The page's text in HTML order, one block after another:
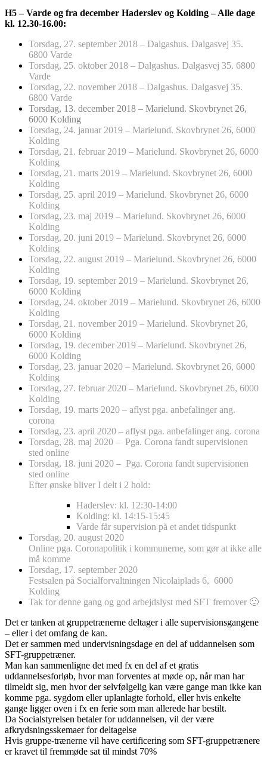
H5 – Varde og fra december Haderslev og Kolding – Alle dage
kl. 12.30-16.00:
Torsdag, 27. september 2018 – Dalgashus. Dalgasvej 35.
6800 Varde
Torsdag, 25. oktober 2018 – Dalgashus. Dalgasvej 35. 6800
Varde
Torsdag, 22. november 2018 – Dalgashus. Dalgasvej 35.
6800 Varde
Torsdag, 13. december 2018 – Marielund. Skovbrynet 26,
6000 Kolding
Torsdag, 24. januar 2019 – Marielund. Skovbrynet 26, 6000
Kolding
Torsdag, 21. februar 2019 – Marielund. Skovbrynet 26, 6000
Kolding
Torsdag, 21. marts 2019 – Marielund. Skovbrynet 26, 6000
Kolding
Torsdag, 25. april 2019 – Marielund. Skovbrynet 26, 6000
Kolding
Torsdag, 23. maj 2019 – Marielund. Skovbrynet 26, 6000
Kolding
Torsdag, 20. juni 2019 – Marielund. Skovbrynet 26, 6000
Kolding
Torsdag, 22. august 2019 – Marielund. Skovbrynet 26, 6000
Kolding
Torsdag, 19. september 2019 – Marielund. Skovbrynet 26,
6000 Kolding
Torsdag, 24. oktober 2019 – Marielund. Skovbrynet 26, 6000
Kolding
Torsdag, 21. november 2019 – Marielund. Skovbrynet 26,
6000 Kolding
Torsdag, 19. december 2019 – Marielund. Skovbrynet 26,
6000 Kolding
Torsdag, 23. januar 2020 – Marielund. Skovbrynet 26, 6000
Kolding
Torsdag, 27. februar 2020 – Marielund. Skovbrynet 26, 6000
Kolding
Torsdag, 19. marts 2020 – aflyst pga. anbefalinger ang.
corona
Torsdag, 23. april 2020 – aflyst pga. anbefalinger ang. corona
Torsdag, 28. maj 2020 – Pga. Corona fandt supervisionen
sted online
Torsdag, 18. juni 2020 – Pga. Corona fandt supervisionen
sted online
Efter ønske bliver I delt i 2 hold:
Haderslev: kl. 12:30-14:00
Kolding: kl. 14:15-15:45
Varde får supervision på et andet tidspunkt
Torsdag, 20. august 2020
Online pga. Coronapolitik i kommunerne, som gør at ikke alle
må komme
Torsdag, 17. september 2020
Festsalen på Socialforvaltningen Nicolaiplads 6, 6000
Kolding
Tak for denne gang og god arbejdslyst med SFT fremover 🙂
Det er tanken at gruppetrænerne deltager i alle supervisionsgangene
– eller i det omfang de kan.
Det er sammen med undervisningsdage en del af uddannelsen som
SFT-gruppetræner.
Man kan sammenligne det med fx en del af et gratis
uddannelsesforløb, hvor man forventes at møde op, når man har
tilmeldt sig, men hvor der selvfølgelig kan være gange man ikke kan
komme pga. sygdom eller uplanlagte forhold, eller hvis enkelte
gange ligger oven i fx en ferie som man allerede har bestilt.
Da Socialstyrelsen betaler for uddannelsen, vil der være
afkrydsningsskemaer for deltagelse
Hvis gruppe-trænerne vil have certificering som SFT-gruppetrænere
er kravet til fremmøde sat til mindst 70%